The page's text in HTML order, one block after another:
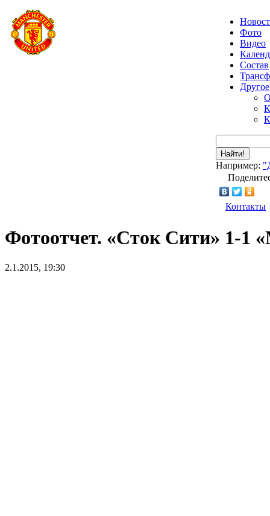
Фото
Видео
Состав
Другое
Найти!
Например:
Контакты
Фотоотчет. «Сток Сити» 1-1
2.1.2015, 19:30